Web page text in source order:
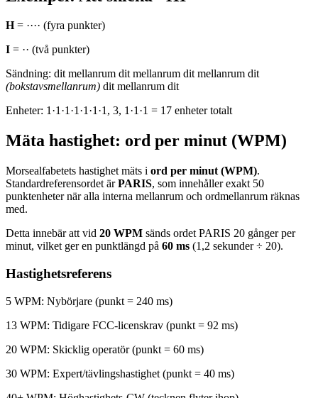
H= ···· (fyra punkter)
I = ·· (två punkter)
Sändning: ditmellanrum ditmellanrum ditmellanrum dit
(bokstavsmellanrum) ditmellanrum dit
Enheter: 1·1·1·1·1·1·1, 3, 1·1·1 = 17 enheter totalt
Mäta hastighet: ord per minut (WPM)
Morsealfabetets hastighet mäts i ord per minut (WPM).
Standardreferensordet ärPARIS, som innehåller exakt 50
punktenheter när alla interna mellanrum och ordmellanrum räknas
med.
Detta innebär att vid 20 WPM sänds ordet PARIS 20 gånger per
minut, vilket ger en punktlängd på 60 ms (1,2 sekunder ÷ 20).
Hastighetsreferens
5 WPM: Nybörjare (punkt = 240 ms)
13 WPM: Tidigare FCC-licenskrav (punkt = 92 ms)
20 WPM: Skicklig operatör (punkt = 60 ms)
30 WPM: Expert/tävlingshastighet (punkt = 40 ms)